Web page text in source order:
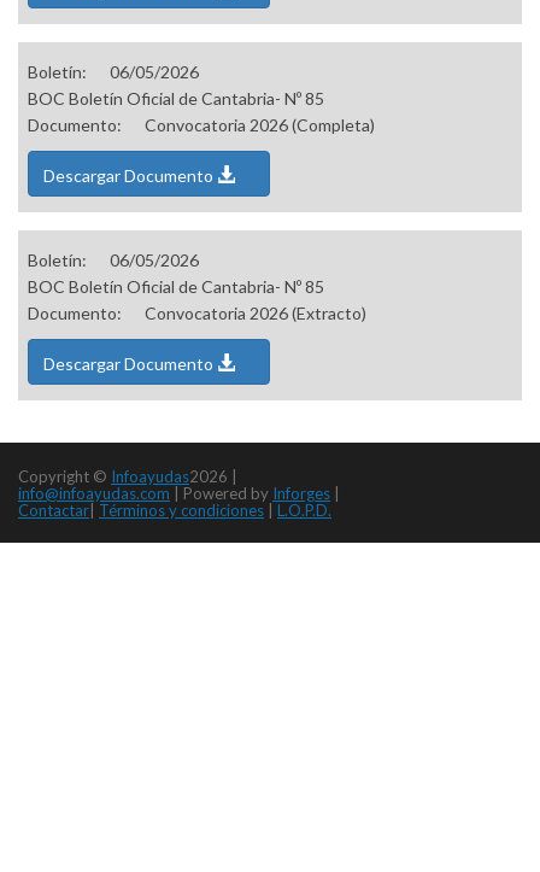
Boletín:
06/05/2026
BOC Boletín Oficial de Cantabria- Nº 85
Documento:
Convocatoria 2026 (Completa)
Descargar Documento
Boletín:
06/05/2026
BOC Boletín Oficial de Cantabria- Nº 85
Documento:
Convocatoria 2026 (Extracto)
Descargar Documento
Copyright © Infoayudas2026 |
info@infoayudas.com
Powered by Inforges
Contactar Términos y condiciones L.O.P.D.